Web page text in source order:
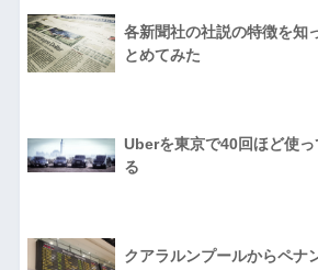
各新聞社の社説の特徴を知
とめてみた
Uberを東京で40回ほど使
る
クアラルンプールからペナ